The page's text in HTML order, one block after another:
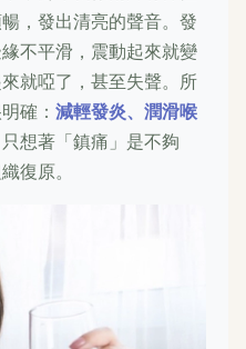
，發出清亮的聲音。發
不平滑，震動起來就變
就啞了，甚至失聲。所
確： 減輕發炎、潤滑喉
想著「鎮痛」是不夠
復原。